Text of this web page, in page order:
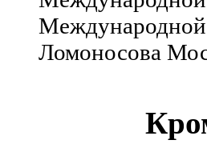
Ломоносова